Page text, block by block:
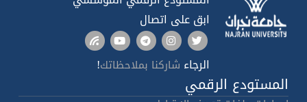
ابق على اتصال
الرجاء شاركنا بملاحظاتك!
المستودع الرقمي